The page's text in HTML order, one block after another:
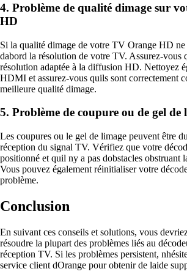
4. Problème de qualité dimage sur
HD
Si la qualité dimage de votre TV Orange HD
dabord la résolution de votre TV. Assurez-vous
résolution adaptée à la diffusion HD. Nettoyez
HDMI et assurez-vous quils sont correctement
meilleure qualité dimage.
5. Problème de coupure ou de gel de
Les coupures ou le gel de limage peuvent être
réception du signal TV. Vérifiez que votre
positionné et quil ny a pas dobstacles obstruant
Vous pouvez également réinitialiser votre
problème.
Conclusion
En suivant ces conseils et solutions, vous
résoudre la plupart des problèmes liés au
réception TV. Si les problèmes persistent,
service client dOrange pour obtenir de laide